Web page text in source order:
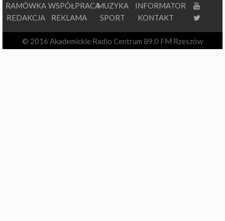
RAMÓWKA
REDAKCJA
WSPÓŁPRACA
REKLAMA
MUZYKA
SPORT
INFORMATOR
KONTAKT
© 2016 Akademickie Radio Centrum 89.0 FM Rzeszów